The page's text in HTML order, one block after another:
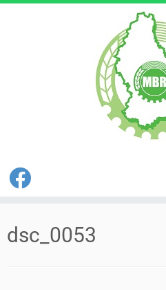
Inhalt
springen
dsc_0053